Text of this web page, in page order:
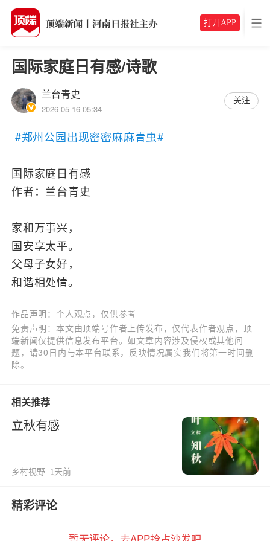
打开APP
国际家庭日有感/诗歌
兰台青史
2026-05-16 05:34
关注
#郑州公园出现密密麻麻青虫#
国际家庭日有感
作者：兰台青史
家和万事兴，
国安享太平。
父母子女好，
和谐相处情。
作品声明：个人观点，仅供参考
免责声明：本文由顶端号作者上传发布，仅代表作者观点，顶
端新闻仅提供信息发布平台。如文章内容涉及侵权或其他问
题，请30日内与本平台联系，反映情况属实我们将第一时间删
除。
相关推荐
立秋有感
乡村视野 1天前
精彩评论